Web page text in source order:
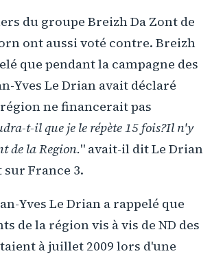
du groupe Breizh Da Zont de
ont aussi voté contre. Breizh
que pendant la campagne des
Yves Le Drian avait déclaré
ne financerait pas
t-il que je le répète 15 fois?Il n'y
de la Region." avait-il dit Le Drian
France 3.
Yves Le Drian a rappelé que
de la région vis à vis de ND des
à juillet 2009 lors d'une